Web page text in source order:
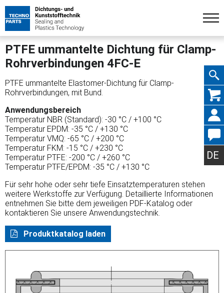
DE
PTFE ummantelte Dichtung für Clamp-
Rohrverbindungen 4FC-E
PTFE ummantelte Elastomer-Dichtung für Clamp-
Rohrverbindungen, mit Bund.
Anwendungsbereich
Temperatur NBR (Standard): -30 °C / +100 °C
Temperatur EPDM: -35 °C / +130 °C
Temperatur VMQ: -65 °C / +200 °C
Temperatur FKM: -15 °C / +230 °C
Temperatur PTFE: -200 °C / +260 °C
Temperatur PTFE/EPDM: -35 °C / +130 °C
Für sehr hohe oder sehr tiefe Einsatztemperaturen stehen
weitere Werkstoffe zur Verfügung. Detaillierte Informationen
entnehmen Sie bitte dem jeweiligen PDF-Katalog oder
kontaktieren Sie unsere Anwendungstechnik.
Produktkatalog laden